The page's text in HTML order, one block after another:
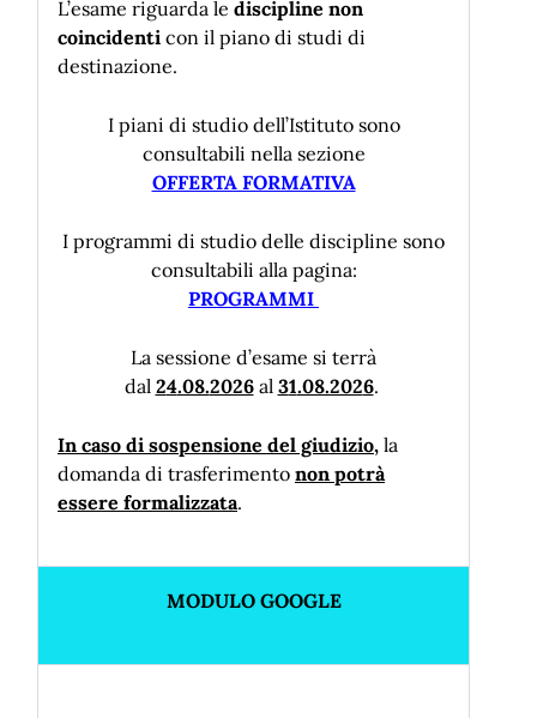
L’esame riguarda le discipline non
coincidenti con il piano di studi di
destinazione.
I piani di studio dell’Istituto sono
consultabili nella sezione
OFFERTA FORMATIVA
I programmi di studio delle discipline sono
consultabili alla pagina:
PROGRAMMI
La sessione d’esame si terrà
dal 24.08.2026al 31.08.2026.
In caso di sospensione del giudizio, la
domanda di trasferimento non potrà
essere formalizzata.
MODULO GOOGLE